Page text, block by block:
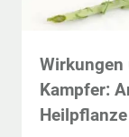
Wirkungen
Kampfer:
Heilpflanze